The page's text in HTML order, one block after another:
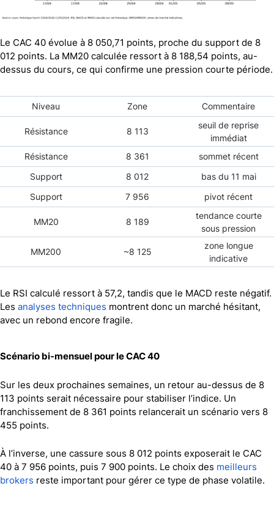
Le CAC 40 évolue à 8 050,71 points, proche du support de 8
012 points. La MM20 calculée ressort à 8 188,54 points, au-
dessus du cours, ce qui confirme une pression courte période.
Niveau Zone Commentaire
Résistance 8 113
seuil de reprise
immédiat
Résistance
8 361
sommet récent
Support
8 012
bas du 11 mai
Support
7 956 pivot récent
MM20 8 189
tendance courte
sous pression
MM200 ~8 125
zone longue
indicative
Le RSI calculé ressort à 57,2, tandis que le MACD reste négatif.
Les analyses techniques montrent donc un marché hésitant,
avec un rebond encore fragile.
Scénario bi-mensuel pour le CAC 40
Sur les deux prochaines semaines, un retour au-dessus de 8
113 points serait nécessaire pour stabiliser l’indice. Un
franchissement de 8 361 points relancerait un scénario vers 8
455 points.
À l’inverse, une cassure sous 8 012 points exposerait le CAC
40 à 7 956 points, puis 7 900 points. Le choix des meilleurs
brokers reste important pour gérer ce type de phase volatile.